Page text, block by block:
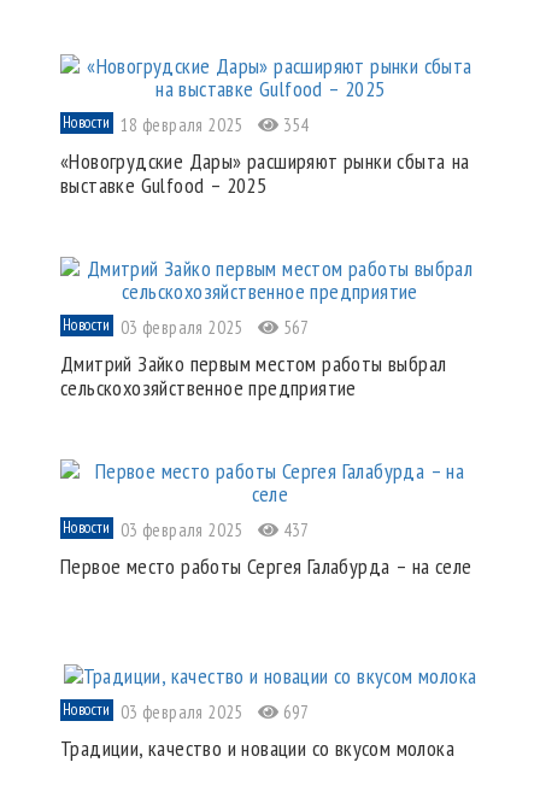
Новости 18 февраля 2025 354
«Новогрудские Дары» расширяют рынки сбыта ⁣⁣на
выставке Gulfood – 2025
Новости 03 февраля 2025 567
Дмитрий Зайко первым местом работы выбрал
сельскохозяйственное предприятие
Новости 03 февраля 2025 437
Первое место работы Сергея Галабурда – на селе
Новости 03 февраля 2025 697
Традиции, качество и новации со вкусом молока